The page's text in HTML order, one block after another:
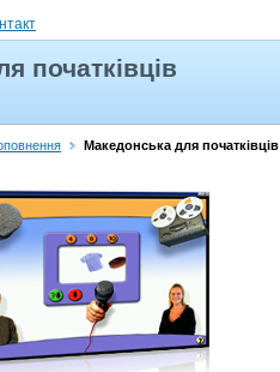
початківців
Македонська для початківців